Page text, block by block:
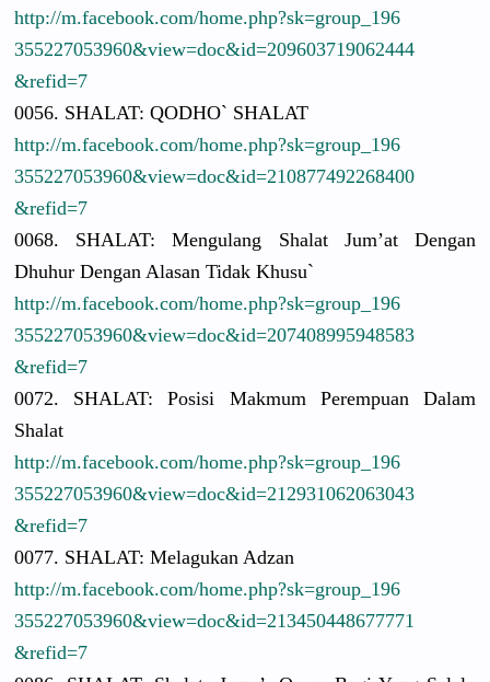
http://m.facebook.com/home.php?sk=group_196
355227053960&view=doc&id=209603719062444
&refid=7
0056. SHALAT: QODHO` SHALAT
http://m.facebook.com/home.php?sk=group_196
355227053960&view=doc&id=210877492268400
&refid=7
0068. SHALAT: Mengulang Shalat Jum’at Dengan
Dhuhur Dengan Alasan Tidak Khusu`
http://m.facebook.com/home.php?sk=group_196
355227053960&view=doc&id=207408995948583
&refid=7
0072. SHALAT: Posisi Makmum Perempuan Dalam
Shalat
http://m.facebook.com/home.php?sk=group_196
355227053960&view=doc&id=212931062063043
&refid=7
0077. SHALAT: Melagukan Adzan
http://m.facebook.com/home.php?sk=group_196
355227053960&view=doc&id=213450448677771
&refid=7